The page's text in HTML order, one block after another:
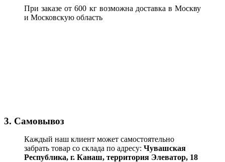
При заказе от 600 кг возможна доставка в Москву
и Московскую область
3. Самовывоз
Каждый наш клиент может самостоятельно
забрать товар со склада по адресу: Чувашская
Республика, г. Канаш, территория Элеватор, 18